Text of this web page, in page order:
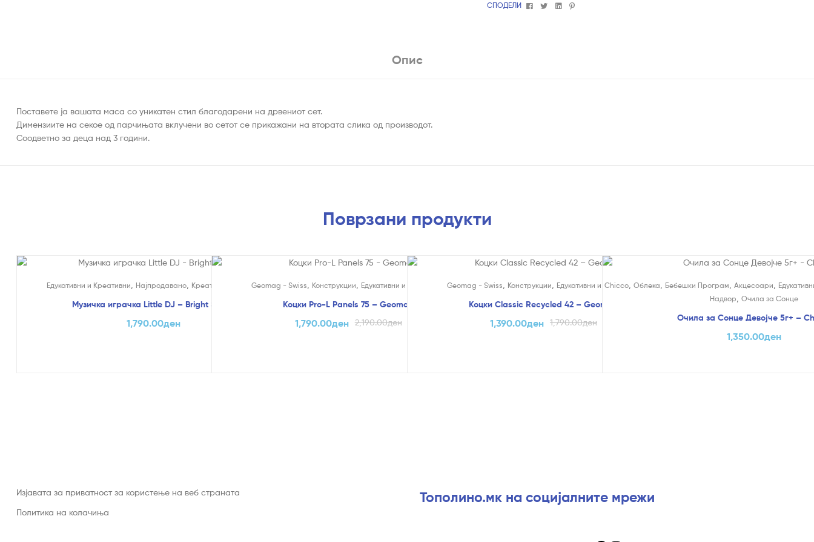
СПОДЕЛИ
FacebookTwitterLinkedin
Pinterest
Опис
Поставете ја вашата маса со уникатен стил благодарени на дрвениот сет.
Димензиите на секое од парчињата вклучени во сетот се прикажани на втората слика од производот.
Соодветно за деца над 3 години.
Поврзани продукти
Едукативни и Креативни Најпродавано Креативни Играчки
Музичка играчка Little DJ – Bright Starts
1,790.00ден
Geomag - Swiss Конструкции Едукативни и Креативни
Коцки Pro-L Panels 75 – Geomag
2,190.00ден
1,790.00ден
Geomag - Swiss Конструкции Едукативни и Креативни
Коцки Classic Recycled 42 – Geomag
1,790.00ден
1,390.00ден
Chicco ,Облека Бебешки Програм ,Акцесоари
Надвор Очила за Сонце
Очила за Сонце Девојче 5г+ –
1,350.00ден
Изјавата за приватност за користење на веб страната
Политика на колачиња
Тополино.мк на социјалните мрежи